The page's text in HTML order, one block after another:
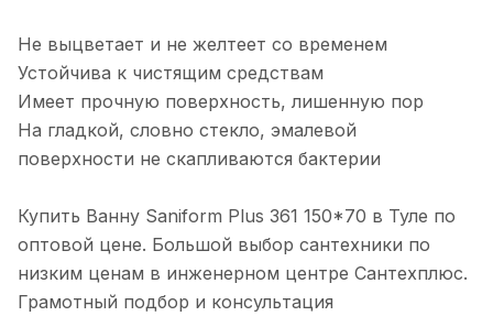
Не выцветает и не желтеет со временем
Устойчива к чистящим средствам
Имеет прочную поверхность, лишенную пор
На гладкой, словно стекло, эмалевой
поверхности не скапливаются бактерии
Купить Ванну Saniform Plus 361 150*70 в Туле по
оптовой цене. Большой выбор сантехники по
низким ценам в инженерном центре Сантехплюс.
Грамотный подбор и консультация